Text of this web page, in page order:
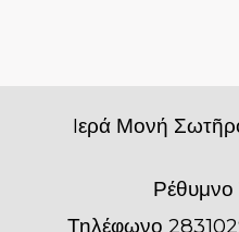
Iερά Μονή
Τηλέφωνο